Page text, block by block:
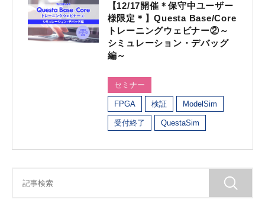
【12/17開催＊保守中ユーザー
様限定＊】Questa Base/Core
トレーニングウェビナー②～
シミュレーション・デバッグ
編～
セミナー
FPGA 検証 ModelSim
受付終了 QuestaSim